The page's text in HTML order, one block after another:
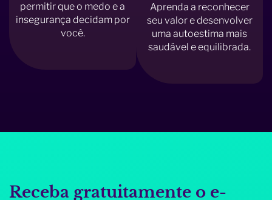
permitir que o medo e a
insegurança decidam por
você.
Aprenda a reconhecer
seu valor e desenvolver
uma autoestima mais
saudável e equilibrada.
Receba gratuitamente o e-